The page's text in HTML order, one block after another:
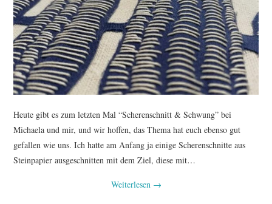
Heute gibt es zum letzten Mal “Scherenschnitt & Schwung” bei
Michaela und mir, und wir hoffen, das Thema hat euch ebenso gut
gefallen wie uns. Ich hatte am Anfang ja einige Scherenschnitte aus
Steinpapier ausgeschnitten mit dem Ziel, diese mit…
Weiterlesen →